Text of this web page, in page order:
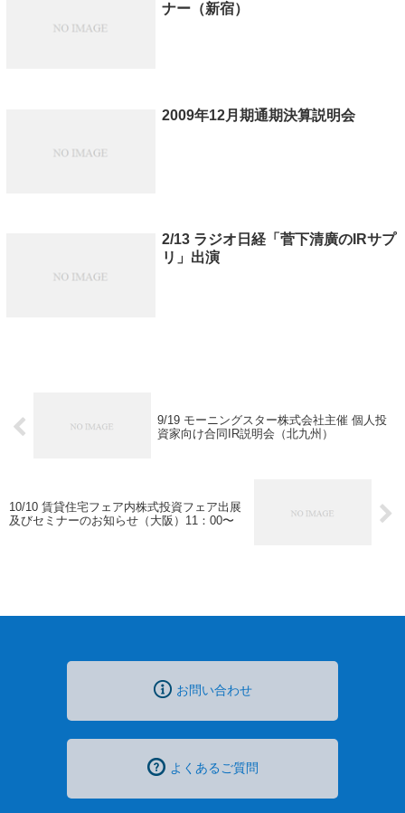
ナー（新宿）
2009年12月期通期決算説明会
2/13 ラジオ日経「菅下清廣のIRサプ
リ」出演
9/19 モーニングスター株式会社主催 個人投
資家向け合同IR説明会（北九州）
10/10 賃貸住宅フェア内株式投資フェア出展
及びセミナーのお知らせ（大阪）11：00〜
お問い合わせ
よくあるご質問